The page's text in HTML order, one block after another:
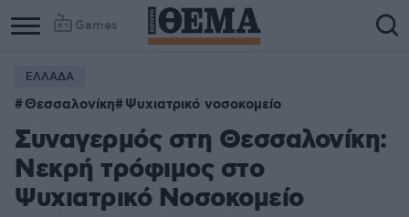
Games
ΕΛΛΑΔΑ
Θεσσαλονίκη Ψυχιατρικό νοσοκομείο
Συναγερμός στη Θεσσαλονίκη:
Νεκρή τρόφιμος στο
Ψυχιατρικό Νοσοκομείο